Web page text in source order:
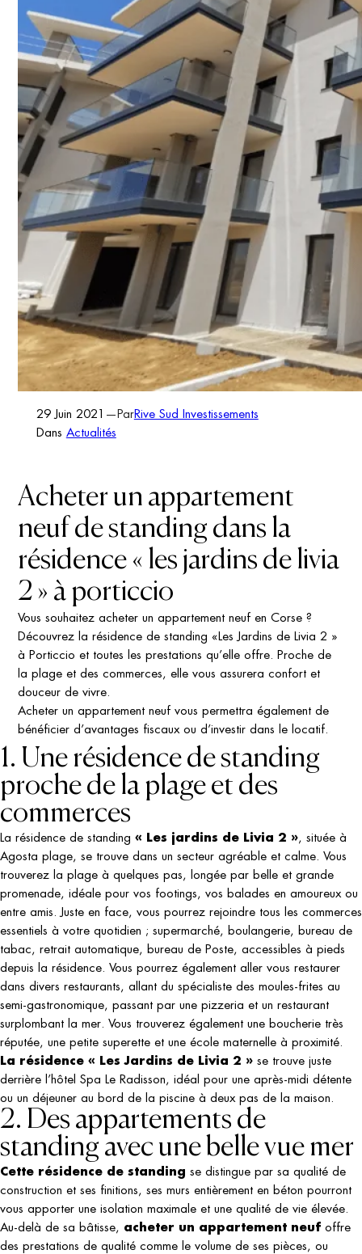
29 Juin 2021 —ParRive Sud Investissements
Dans Actualités
Acheter un appartement
neuf de standing dans la
résidence « les jardins de livia
2 » à porticcio
Vous souhaitez acheter un appartement neuf en Corse ?
Découvrez la résidence de standing «Les Jardins de Livia 2 »
à Porticcio et toutes les prestations qu’elle offre. Proche de
la plage et des commerces, elle vous assurera confort et
douceur de vivre.
Acheter un appartement neuf vous permettra également de
bénéficier d’avantages fiscaux ou d’investir dans le locatif.
1. Une résidence de standing
proche de la plage et des
commerces
La résidence de standing « Les jardins de Livia 2 », située à
Agosta plage, se trouve dans un secteur agréable et calme. Vous
trouverez la plage à quelques pas, longée par belle et grande
promenade, idéale pour vos footings, vos balades en amoureux ou
entre amis. Juste en face, vous pourrez rejoindre tous les commerces
essentiels à votre quotidien ; supermarché, boulangerie, bureau de
tabac, retrait automatique, bureau de Poste, accessibles à pieds
depuis la résidence. Vous pourrez également aller vous restaurer
dans divers restaurants, allant du spécialiste des moules-frites au
semi-gastronomique, passant par une pizzeria et un restaurant
surplombant la mer. Vous trouverez également une boucherie très
réputée, une petite superette et une école maternelle à proximité.
La résidence « Les Jardins de Livia 2 » se trouve juste
derrière l’hôtel Spa Le Radisson, idéal pour une après-midi détente
ou un déjeuner au bord de la piscine à deux pas de la maison.
2. Des appartements de
standing avec une belle vue mer
Cette résidence de standing se distingue par sa qualité de
construction et ses finitions, ses murs entièrement en béton pourront
vous apporter une isolation maximale et une qualité de vie élevée.
Au-delà de sa bâtisse, acheter un appartement neuf offre
des prestations de qualité comme le volume de ses pièces, ou